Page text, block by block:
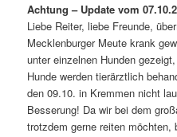
Achtung – Update vom
Liebe Reiter, liebe Freunde,
Mecklenburger Meute krank
unter einzelnen Hunden
Hunde werden tierärztlich
den 09.10. in Kremmen nicht
Besserung! Da wir bei dem
trotzdem gerne reiten möchten,